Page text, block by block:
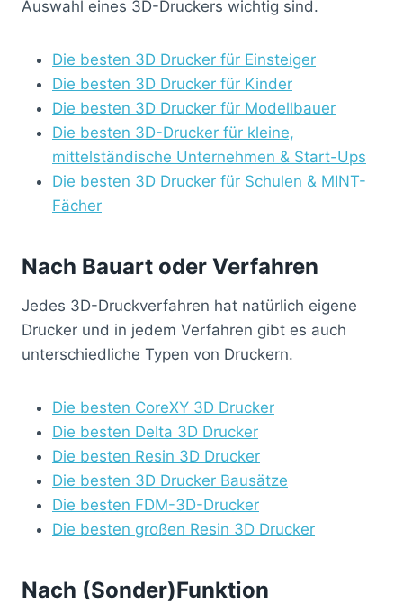
Auswahl eines 3D-Druckers wichtig sind.
Die besten 3D Drucker für Einsteiger
Die besten 3D Drucker für Kinder
Die besten 3D Drucker für Modellbauer
Die besten 3D-Drucker für kleine,
mittelständische Unternehmen & Start-Ups
Die besten 3D Drucker für Schulen & MINT-
Fächer
Nach Bauart oder Verfahren
Jedes 3D-Druckverfahren hat natürlich eigene
Drucker und in jedem Verfahren gibt es auch
unterschiedliche Typen von Druckern.
Die besten CoreXY 3D Drucker
Die besten Delta 3D Drucker
Die besten Resin 3D Drucker
Die besten 3D Drucker Bausätze
Die besten FDM-3D-Drucker
Die besten großen Resin 3D Drucker
Nach (Sonder)Funktion